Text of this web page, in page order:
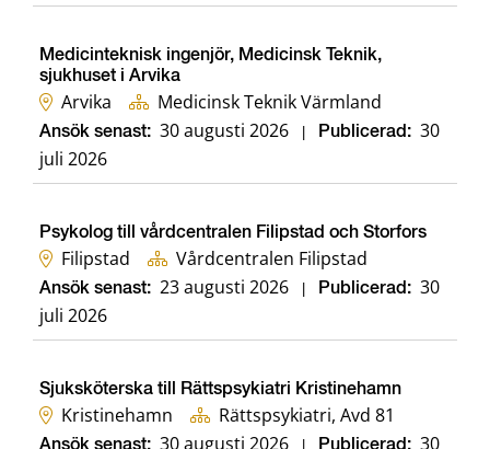
Medicinteknisk ingenjör, Medicinsk Teknik,
sjukhuset i Arvika
Arvika Medicinsk Teknik Värmland
Ansök senast: 30 augusti 2026 Publicerad: 30
juli 2026
Psykolog till vårdcentralen Filipstad och Storfors
Filipstad Vårdcentralen Filipstad
Ansök senast: 23 augusti 2026 Publicerad: 30
juli 2026
Sjuksköterska till Rättspsykiatri Kristinehamn
Kristinehamn Rättspsykiatri, Avd 81
30 augusti 2026
30